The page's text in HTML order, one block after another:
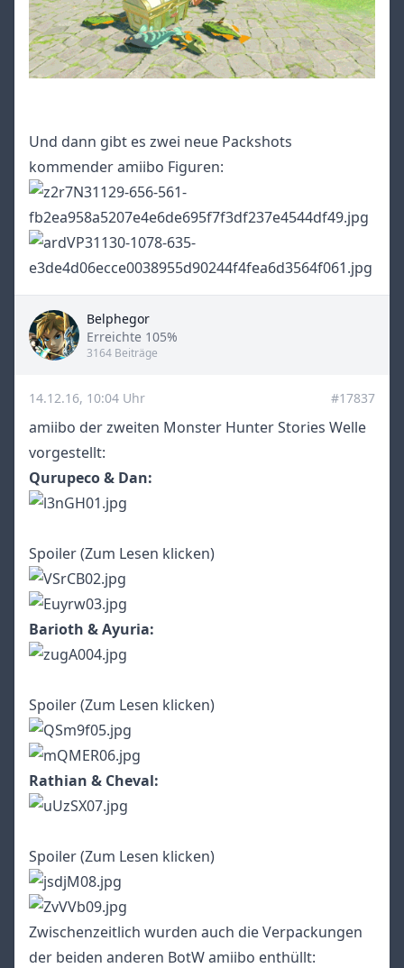
Und dann gibt es zwei neue Packshots
kommender amiibo Figuren:
Belphegor
Title
Erreichte 105%
3164 Beiträge
14.12.16, 10:04 Uhr #17837
amiibo der zweiten Monster Hunter Stories Welle
vorgestellt:
Qurupeco & Dan:
Spoiler (Zum Lesen klicken)
Barioth & Ayuria:
Spoiler (Zum Lesen klicken)
Rathian & Cheval:
Spoiler (Zum Lesen klicken)
Zwischenzeitlich wurden auch die Verpackungen
der beiden anderen BotW amiibo enthüllt: